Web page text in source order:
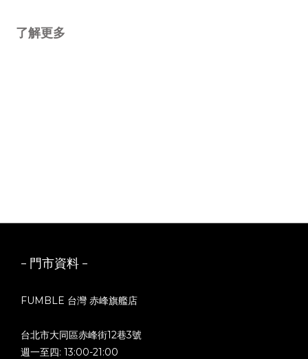
了解更多
- 門市資料 -
FUMBLE 台灣 赤峰旗艦店
台北市大同區赤峰街12巷3號
週一至四: 13:00-21:00